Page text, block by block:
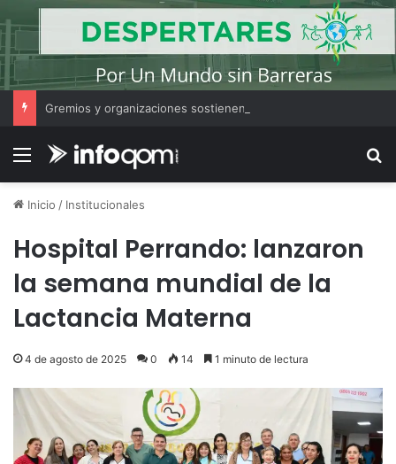
Menú
Inicio / Institucionales
Hospital Perrando: lanzaron
la semana mundial de la
Lactancia Materna
4 de agosto de 2025 0 14 1 minuto de lectura